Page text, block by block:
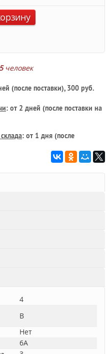
5человек
(после поставки), 300 руб.
: от 2 дней (после поставки на
: от 1 дня (после
4
B
Нет
6A